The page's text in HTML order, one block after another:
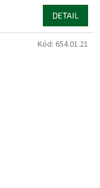
DETAIL
Kód: 654.01.21